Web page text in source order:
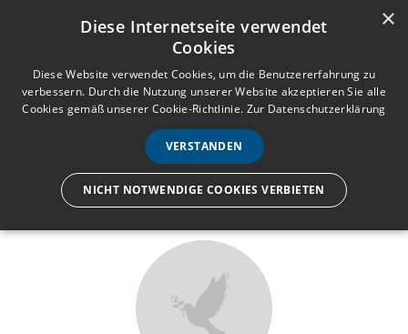
Anmelden Registrieren
e
n
ü
Wir lassen nur die Hand los,
×
Diese Internetseite verwendet
Cookies
Diese Website verwendet Cookies, um die Benutzererfahrung zu
verbessern. Durch die Nutzung unserer Website akzeptieren Sie alle
Cookies gemäß unserer Cookie-Richtlinie. Zur Datenschutzerklärung
VERSTANDEN
NICHT NOTWENDIGE COOKIES VERBIETEN